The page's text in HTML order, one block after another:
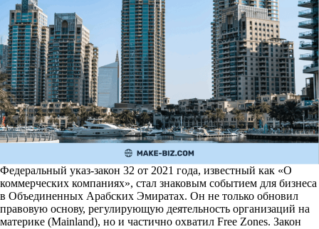
Федеральный указ-закон 32 от 2021 года, известный как «О
коммерческих компаниях», стал знаковым событием для бизнеса
в Объединенных Арабских Эмиратах. Он не только обновил
правовую основу, регулирующую деятельность организаций на
материке (Mainland), но и частично охватил Free Zones. Закон